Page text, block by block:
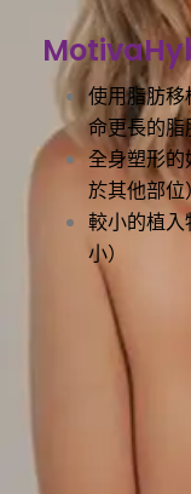
使用脂肪
命更長的脂
全身塑形
於其他部位
較小的植
小）